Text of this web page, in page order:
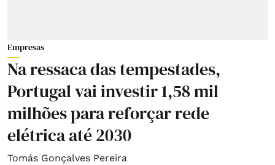
Empresas
Na ressaca das tempestades,
Portugal vai investir 1,58 mil
milhões para reforçar rede
elétrica até 2030
Tomás Gonçalves Pereira